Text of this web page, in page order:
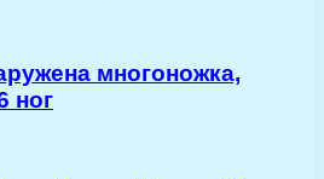
многоножка,
ног